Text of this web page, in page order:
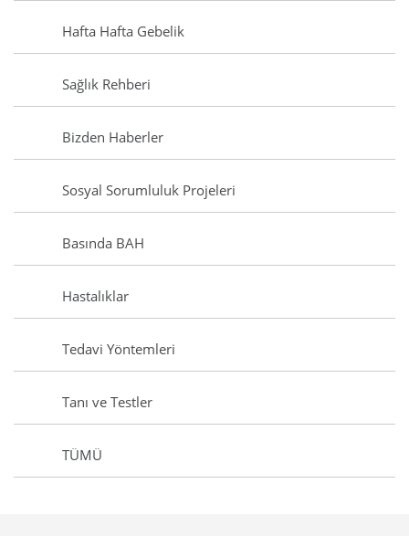
Hafta Hafta Gebelik
Sağlık Rehberi
Bizden Haberler
Sosyal Sorumluluk Projeleri
Basında BAH
Hastalıklar
Tedavi Yöntemleri
Tanı ve Testler
TÜMÜ